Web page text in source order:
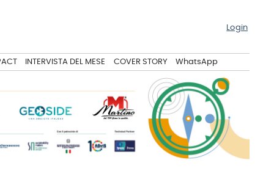
Login
INTERVISTA DEL MESE COVER STORY WhatsApp